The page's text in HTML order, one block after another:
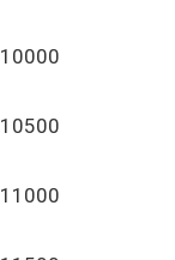
10000
10500
11000